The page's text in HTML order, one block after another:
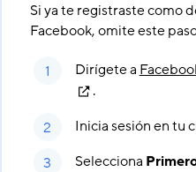
Si ya te registraste como
Facebook, omite este
Dirígete a
.
Inicia sesión en tu
Selecciona